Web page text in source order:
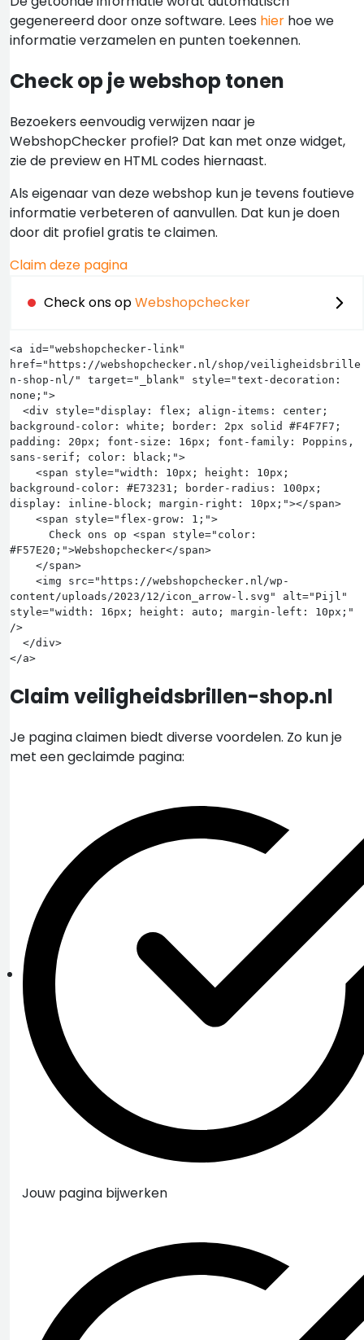
gegenereerd door onze software. Lees hier hoe we
informatie verzamelen en punten toekennen.
Check op je webshop tonen
Bezoekers eenvoudig verwijzen naar je
WebshopChecker profiel? Dat kan met onze widget,
zie de preview en HTML codes hiernaast.
Als eigenaar van deze webshop kun je tevens foutieve
informatie verbeteren of aanvullen. Dat kun je doen
door dit profiel gratis te claimen.
Claim deze pagina
Check ons opWebshopchecker
<a id="webshopchecker-link"
href="https://webshopchecker.nl/shop/veiligheidsbrille
n-shop-nl/" target="_blank" style="text-decoration:
none;">
background-color: white; border: 2px solid #F4F7F7;
padding: 20px; font-size: 16px; font-family: Poppins,
sans-serif; color: black;">
background-color: #E73231; border-radius: 100px;
display: inline-block; margin-right: 10px;"></span>
#F57E20;">Webshopchecker</span>
content/uploads/2023/12/icon_arrow-l.svg" alt="Pijl"
style="width: 16px; height: auto; margin-left: 10px;"
/>
Claim veiligheidsbrillen-shop.nl
Je pagina claimen biedt diverse voordelen. Zo kun je
met een geclaimde pagina:
Jouw pagina bijwerken